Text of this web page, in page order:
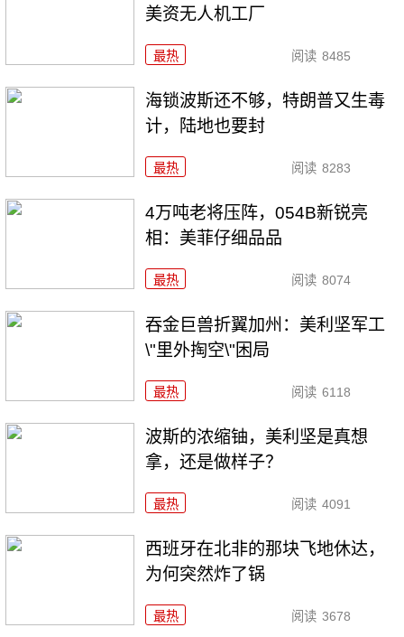
美资无人机工厂
最热 阅读 8485
海锁波斯还不够，特朗普又生毒
计，陆地也要封
最热 阅读 8283
4万吨老将压阵，054B新锐亮
相：美菲仔细品品
最热 阅读 8074
吞金巨兽折翼加州：美利坚军工
\"里外掏空\"困局
最热 阅读 6118
波斯的浓缩铀，美利坚是真想
拿，还是做样子？
最热 阅读 4091
西班牙在北非的那块飞地休达，
为何突然炸了锅
最热 阅读 3678